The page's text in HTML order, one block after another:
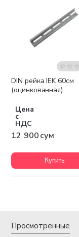
DIN рейка IEK 60см
(оцинкованная)
Цена
с
НДС
12 900 сум
Купить
Просмотренные